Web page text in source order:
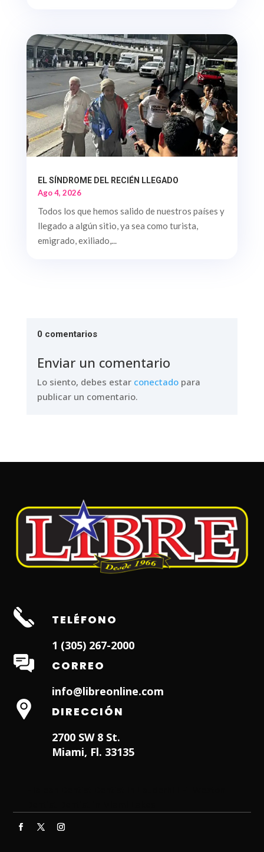
EL SÍNDROME DEL RECIÉN LLEGADO
Ago 4, 2026
Todos los que hemos salido de nuestros países y
llegado a algún sitio, ya sea como turista,
emigrado, exiliado,...
0 comentarios
Enviar un comentario
Lo siento, debes estar conectadopara
publicar un comentario.
TELÉFONO
1 (305) 267-2000
CORREO
info@libreonline.com
DIRECCIÓN
2700 SW 8 St.
Miami, Fl. 33135